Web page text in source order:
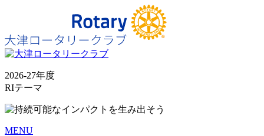
2026-27年度
RIテーマ
MENU